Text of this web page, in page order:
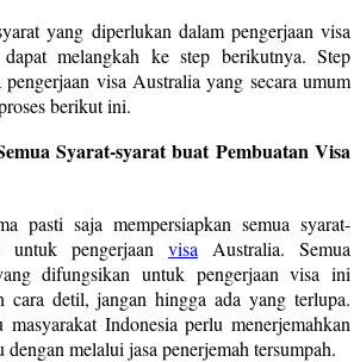
yang diperlukan dalam pengerjaan visa
melangkah ke step berikutnya. Step
visa Australia yang secara umum
berikut ini.
Syarat-syarat buat Pembuatan Visa
pasti saja mempersiapkan semua syarat-
pengerjaan visa Australia. Semua
difungsikan untuk pengerjaan visa ini
cara detil, jangan hingga ada yang terlupa.
Indonesia perlu menerjemahkan
melalui jasa penerjemah tersumpah.